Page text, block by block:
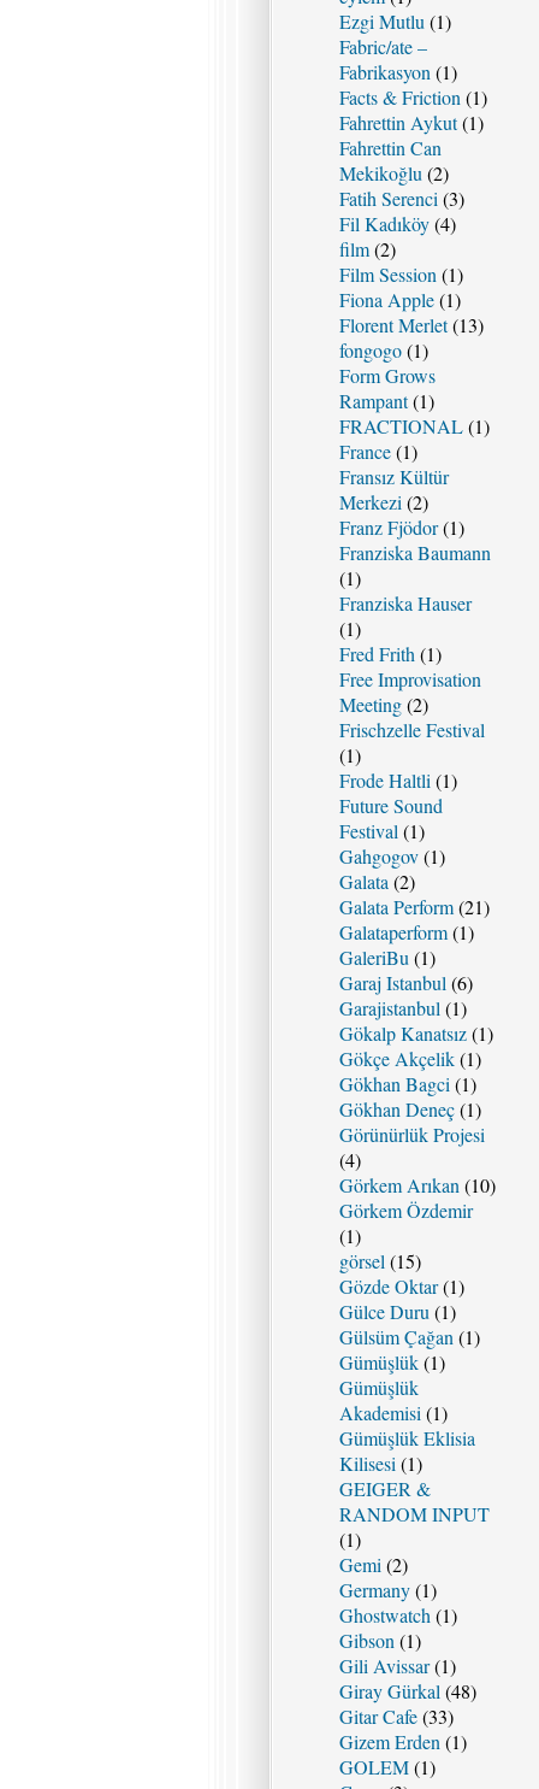
Ezgi Mutlu (1)
Fabric/ate –
Fabrikasyon (1)
Facts & Friction (1)
Fahrettin Aykut(1)
Fahrettin Can
Mekikoğlu (2)
Fatih Serenci (3)
Fil Kadıköy(4)
film(2)
Film Session (1)
Fiona Apple(1)
Florent Merlet(13)
fongogo(1)
Form Grows
Rampant(1)
FRACTIONAL(1)
France(1)
Fransız Kültür
Merkezi (2)
Franz Fjödor(1)
Franziska Baumann
(1)
Franziska Hauser
(1)
Fred Frith (1)
Free Improvisation
Meeting(2)
Frischzelle Festival
(1)
Frode Haltli (1)
Future Sound
Festival (1)
Gahgogov(1)
Galata (2)
Galata Perform(21)
Galataperform(1)
GaleriBu (1)
Garaj Istanbul (6)
Garajistanbul (1)
Gökalp Kanatsız(1)
Gökçe Akçelik(1)
Gökhan Bagci (1)
Gökhan Deneç(1)
Görünürlük Projesi
(4)
Görkem Arıkan (10)
Görkem Özdemir
(1)
görsel (15)
Gözde Oktar(1)
Gülce Duru (1)
Gülsüm Çağan (1)
Gümüşlük(1)
Gümüşlük
Akademisi (1)
Gümüşlük Eklisia
Kilisesi (1)
GEIGER &
RANDOM INPUT
(1)
Gemi (2)
Germany(1)
Ghostwatch (1)
Gibson (1)
Gili Avissar(1)
Giray Gürkal (48)
Gitar Cafe(33)
Gizem Erden (1)
GOLEM(1)